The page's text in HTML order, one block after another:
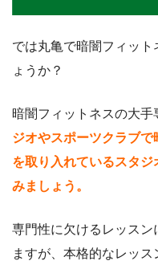
では丸亀で暗闇フィッ
ょうか？
暗闇フィットネスの大手
ジオやスポーツクラブ
を取り入れているスタ
みましょう。
専門性に欠けるレッスン
ますが、本格的なレッ